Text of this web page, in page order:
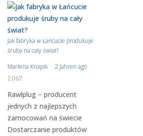
Jak fabryka w Łańcucie produkuje
śruby na cały świat?
Marlena Knapik
2 Jahren ago
2.067
Rawlplug – producent
jednych z najlepszych
zamocowań na świecie
Dostarczanie produktów